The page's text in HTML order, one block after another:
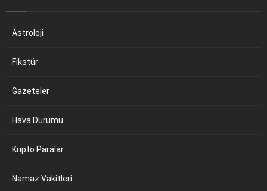
Astroloji
Fikstür
Gazeteler
Hava Durumu
Kripto Paralar
Namaz Vakitleri